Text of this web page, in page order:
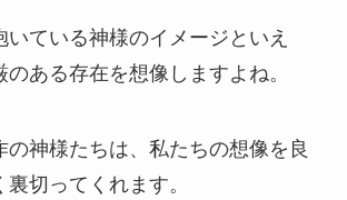
ている神様のイメージといえ
ある存在を想像しますよね。
の神様たちは、私たちの想像を良
切ってくれます。